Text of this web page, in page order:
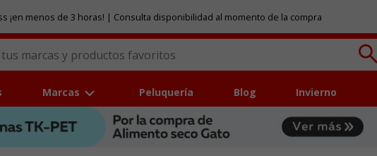
¡en menos de 3 horas! | Consulta disponibilidad al momento de la compra
Marcas Peluquería Blog Invierno